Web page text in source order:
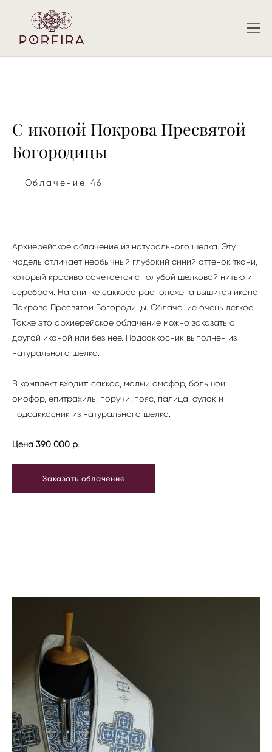
С иконой Покрова Пресвятой
Богородицы
— Облачение 46
Архиерейское облачение из натурального шелка. Эту
модель отличает необычный глубокий синий оттенок ткани,
который красиво сочетается с голубой шелковой нитью и
серебром. На спинке саккоса расположена вышитая икона
Покрова Пресвятой Богородицы. Облачение очень легкое.
Также это архиерейское облачение можно заказать с
другой иконой или без нее. Подсаккосник выполнен из
натурального шелка.
В комплект входит: саккос, малый омофор, большой
омофор, епитрахиль, поручи, пояс, палица, сулок и
подсаккосник из натурального шелка.
Цена 390 000 р.
Заказать облачение